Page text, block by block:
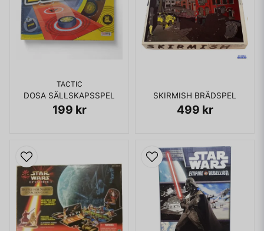
TACTIC
DOSA SÄLLSKAPSSPEL
199 kr
SKIRMISH BRÄDSPEL
499 kr